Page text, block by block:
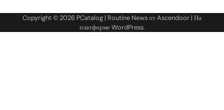
Copyright © 2026 PCatalog | Routine News отAscendoor | На
платформеWordPress.